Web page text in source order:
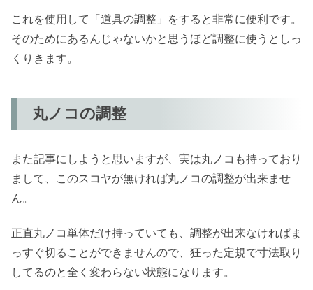
これを使用して「道具の調整」をすると非常に便利です。
そのためにあるんじゃないかと思うほど調整に使うとしっ
くりきます。
丸ノコの調整
また記事にしようと思いますが、実は丸ノコも持っており
まして、このスコヤが無ければ丸ノコの調整が出来ませ
ん。
正直丸ノコ単体だけ持っていても、調整が出来なければま
っすぐ切ることができませんので、狂った定規で寸法取り
してるのと全く変わらない状態になります。